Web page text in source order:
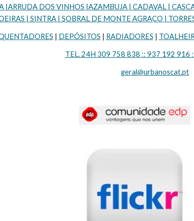
|ARRUDA DOS VINHOS |AZAMBUJA | CADAVAL |
| SINTRA | SOBRAL DE MONTE AGRAÇO |
| DEPÓSITOS | RADIADORES |
TEL. 24H 309 758 838 :: 937 192 916
geral@urbanoscat.pt